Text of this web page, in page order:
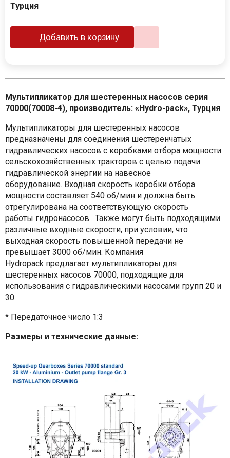
Турция
Добавить в корзину
Мультипликатор для шестеренных насосов cерия
70000(70008-4), производитель: «Hydro-pack», Турция
Мультипликаторы для шестеренных насосов
предназначены для соединения шестеренчатых
гидравлических насосов с коробками отбора мощности
сельскохозяйственных тракторов с целью подачи
гидравлической энергии на навесное
оборудование. Входная скорость коробки отбора
мощности составляет 540 об/мин и должна быть
отрегулирована на соответствующую скорость
работы гидронасосов . Также могут быть подходящими
различные входные скорости, при условии, что
выходная скорость повышенной передачи не
превышает 3000 об/мин. Компания
Hydropack предлагает мультипликаторы для
шестеренных насосов 70000, подходящие для
использования с гидравлическими насосами групп 20 и
30.
* Передаточное число 1:3
Размеры и технические данные: